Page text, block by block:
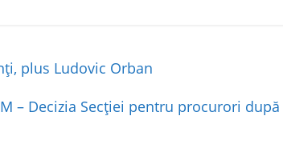
plus Ludovic Orban
– Decizia Secției pentru procurori după